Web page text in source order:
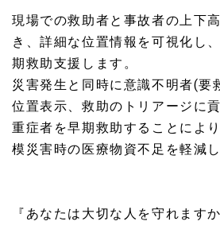
現場での救助者と事故者の上下
き、詳細な位置情報を可視化し
期救助支援します。
災害発生と同時に意識不明者(要
位置表示、 救助のトリアージに
重症者を早期救助することによ
模災害時の医療物資不足を軽減し
『あなたは大切な人を守れますか